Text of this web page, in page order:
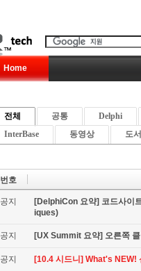
Home
전체 공통
Delphi
InterBase
동영상 도
번호
공지
[DelphiCon 요약] 코드사이
iques)
공지 [UX Summit 요약] 오른쪽
공지 [10.4 시드니] What's NEW!